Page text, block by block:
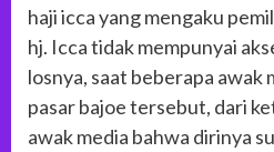
haji icca yang mengaku
hj. Icca tidak mempunyai
losnya, saat beberapa awak
pasar bajoe tersebut, dari
awak media bahwa dirinya